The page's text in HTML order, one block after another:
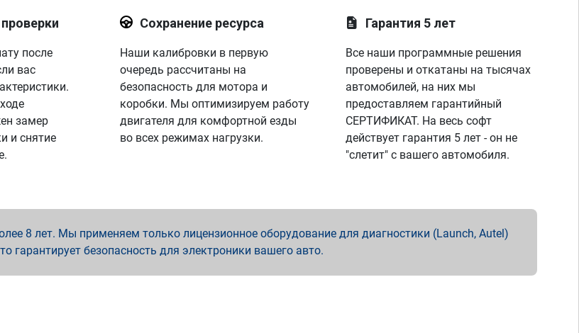
после
вас
замер
и снятие
Сохранение ресурса
Наши калибровки в первую
очередь рассчитаны на
безопасность для мотора и
коробки. Мы оптимизируем работу
двигателя для комфортной езды
во всех режимах нагрузки.
Гарантия 5 лет
Все наши программные решения
проверены и откатаны на тысячах
автомобилей, на них мы
предоставляем гарантийный
СЕРТИФИКАТ. На весь софт
действует гарантия 5 лет - он не
"слетит" с вашего автомобиля.
8 лет. Мы применяем только лицензионное оборудование для диагностики (Launch, Autel)
гарантирует безопасность для электроники вашего авто.